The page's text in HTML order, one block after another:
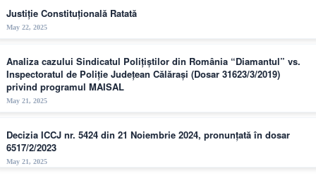
Justiție Constituțională Ratată
May 22, 2025
Analiza cazului Sindicatul Polițiștilor din România “Diamantul” vs.
Inspectoratul de Poliție Județean Călărași (Dosar 31623/3/2019)
privind programul MAISAL
May 21, 2025
Decizia ICCJ nr. 5424 din 21 Noiembrie 2024, pronunțată în dosar
6517/2/2023
May 21, 2025